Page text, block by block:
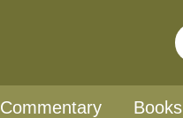
Commentary Books